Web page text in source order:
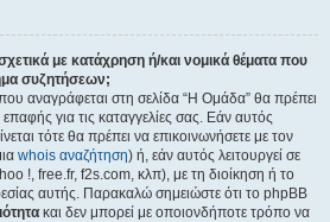
με κατάχρηση ή/και νομικά θέματα που
συζητήσεων;
αναγράφεται στη σελίδα “Η Ομάδα” θα πρέπει
για τις καταγγελίες σας. Εάν αυτός
τότε θα πρέπει να επικοινωνήσετε με τον
whois αναζήτηση) ή, εάν αυτός λειτουργεί σε
!, free.fr, f2s.com, κλπ), με τη διοίκηση ή το
αυτής. Παρακαλώ σημειώστε ότι το phpBB
και δεν μπορεί με οποιονδήποτε τρόπο να